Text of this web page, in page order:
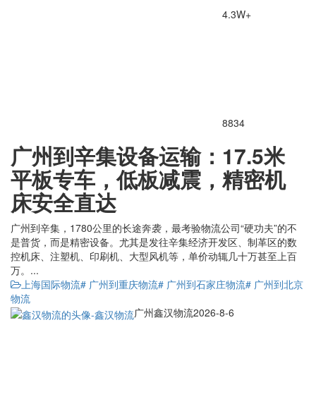
4.3W+
8834
广州到辛集设备运输：17.5米
平板专车，低板减震，精密机
床安全直达
广州到辛集，1780公里的长途奔袭，最考验物流公司“硬功夫”的不
是普货，而是精密设备。尤其是发往辛集经济开发区、制革区的数
控机床、注塑机、印刷机、大型风机等，单价动辄几十万甚至上百
万。...
上海国际物流# 广州到重庆物流# 广州到石家庄物流# 广州到北京
物流
广州鑫汉物流2026-8-6